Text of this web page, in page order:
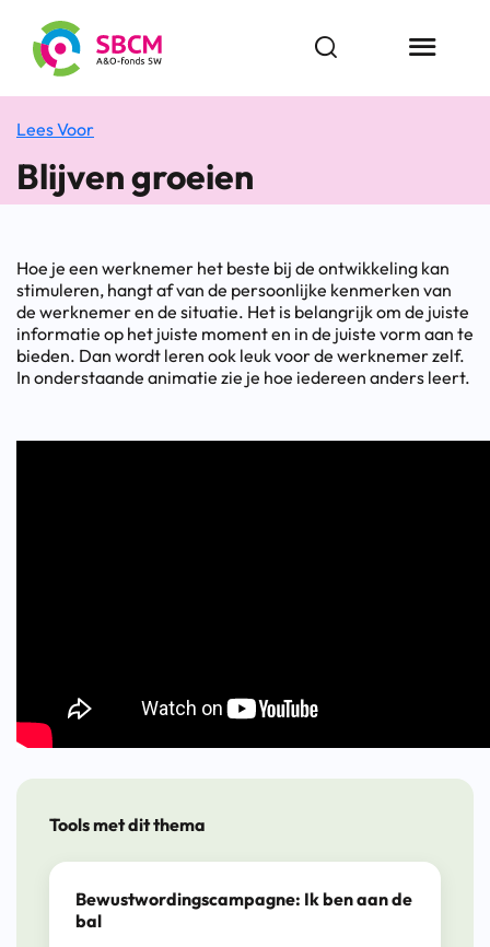
inhoud
Open zoekbalk
Menu
Lees Voor
Blijven groeien
Hoe je een werknemer het beste bij de ontwikkeling kan
stimuleren, hangt af van de persoonlijke kenmerken van
de werknemer en de situatie. Het is belangrijk om de juiste
informatie op het juiste moment en in de juiste vorm aan te
bieden. Dan wordt leren ook leuk voor de werknemer zelf.
In onderstaande animatie zie je hoe iedereen anders leert.
Tools met dit thema
Bewustwordings­campagne: Ik ben aan de
bal